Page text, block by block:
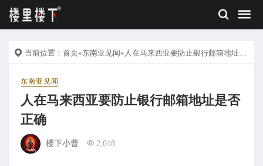
当前位置： 首页»东南亚见闻»人在马来西亚要防止银行邮箱地址是否正确
东南亚见闻
人在马来西亚要防止银行邮箱地址是否
正确
楼下小曹 2,018